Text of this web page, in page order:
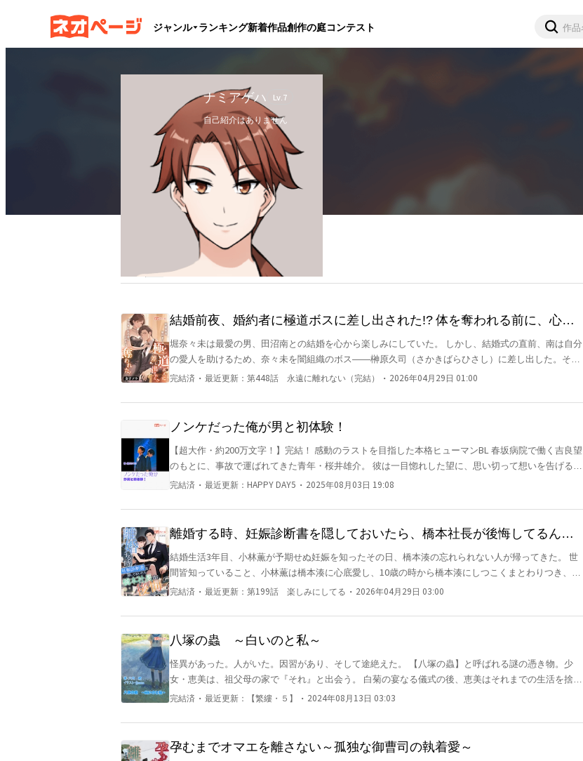
ジャンル ランキング新着作品創作の庭コンテスト
ナミアゲハ Lv. 7
自己紹介はありません
フォロー4 フォロワー1
結婚前夜、婚約者に極道ボスに差し出された!? 体を奪われる前に、心が
先に奪われた！
堀奈々未は最愛の男、田沼南との結婚を心から楽しみにしていた。 しかし、結婚式の直前、南は自分
の愛人を助けるため、奈々未を闇組織のボス――榊原久司（さかきばらひさし）に差し出した。その
一夜、奈々未は深い絶望に沈み、南への気持ちは一瞬で冷めてしまった。 「南、もう私は汚れてしま
そして首に残るキスマークが映る。 「大丈夫だ。他の男と一夜を共にしたとしても、必ず君を妻にす
る」南は笑みを浮かべながら手を差し出した。しかし、奈々未の目に浮かぶ涙には、もはや愛を感じ
ることはなかった。 奈々未は結婚式をキャンセルし、彼との関係を完全に断つ決意を固めた。周りの
人々は「金持ちの南を捨てるなんて愚かだ」と非難したが、南は彼女が必ず戻ってくると信じて疑わ
なかった。 しかし、気づけば、奈々未はすでに極道のボスに溺愛されていた！高級オートクチュール
のウェディングドレスを纏い、久司の隣で幸せそうに微笑む奈々未は、南にとって手の届かない存在
すでに彼の元には戻ることはなかった…。 ＊この物語は完全にフィクションです。登場人物や地名な
どは全て架空のものであり、実在の人物や団体、場所などとは一切関係ありません。
完結済 ・ 最近更新： 第448話 永遠に離れない（完結） ・ 2026年04月29日 01:00
ノンケだった俺が男と初体験！
【超大作・約200万文字！】完結！ 感動のラストを目指した本格ヒューマンBL 春坂病院で働く吉良望
のもとに、事故で運ばれてきた青年・桜井雄介。 彼は一目惚れした望に、思い切って想いを告げる―
― だが、望にとっては人生初の「男性からの告白」。 返事もできないまま、雄介は退院してしま
く。 やがて彼らがたどり着くのは―― **「大切な人を、本当に大切にする」**という、かけがえのな
い気持ち。 他サイトで完結済みの人気作！ 【性描写あり／感動寄りの王道ストーリー】 読後、きっ
と心に温かい何かが残るはずです。
完結済 ・ 最近更新： HAPPY DAY5 ・ 2025年08月03日 19:08
離婚する時、妊娠診断書を隠しておいたら、橋本社長が後悔してるんだ
が？
結婚生活3年目、小林薫が予期せぬ妊娠を知ったその日、橋本湊の忘れられない人が帰ってきた。 世
間皆知っていること、小林薫は橋本湊に心底愛し、10歳の時から橋本湊にしつこくまとわりつき、ど
んな女性も彼に近づけさせなかった。 橋本湊と結婚するために、彼に媚薬を飲ませることさえ厭わ
た。 橋本湊は少し意外に思い、薫がただわがままを言っているだけだと思っていた。 しかし、薫が
妊娠したお腹を膨らませているのを見るまで。 「この子はあなたとは関係ない」と小林薫は冷たくよ
そよそしく言った。 橋本湊は目を赤くして、「小林薫、そんな馬鹿な、一人で子供が産めるわけない
だろう！」 「でも、最初にこの子は要らないと言ったのは湊よ。もしこの子が私一人のものにならな
いのなら、この世に来なくてもいい」 その後、幾度とない日々、橋本湊は一身の傲りを粉々に砕き、
苦しそうに懇願した。 「お願いだ、そんな風にしないで。何でも約束する、だから」 手放しておけ
完結済 ・ 最近更新： 第199話 楽しみにしてる ・ 2026年04月29日 03:00
八塚の蟲 ～白いのと私～
怪異があった。人がいた。因習があり、そして途絶えた。 【八塚の蟲】と呼ばれる謎の憑き物。少
女・恵美は、祖父母の家で『それ』と出会う。 白菊の宴なる儀式の後、恵美はそれまでの生活を捨
て、家族ともどもとある民俗学者の元へ身を寄せることになる。 これは恵美と【白いの】が送る、人
完結済 ・ 最近更新： 【繁縷・５】 ・ 2024年08月13日 03:03
孕むまでオマエを離さない～孤独な御曹司の執着愛～